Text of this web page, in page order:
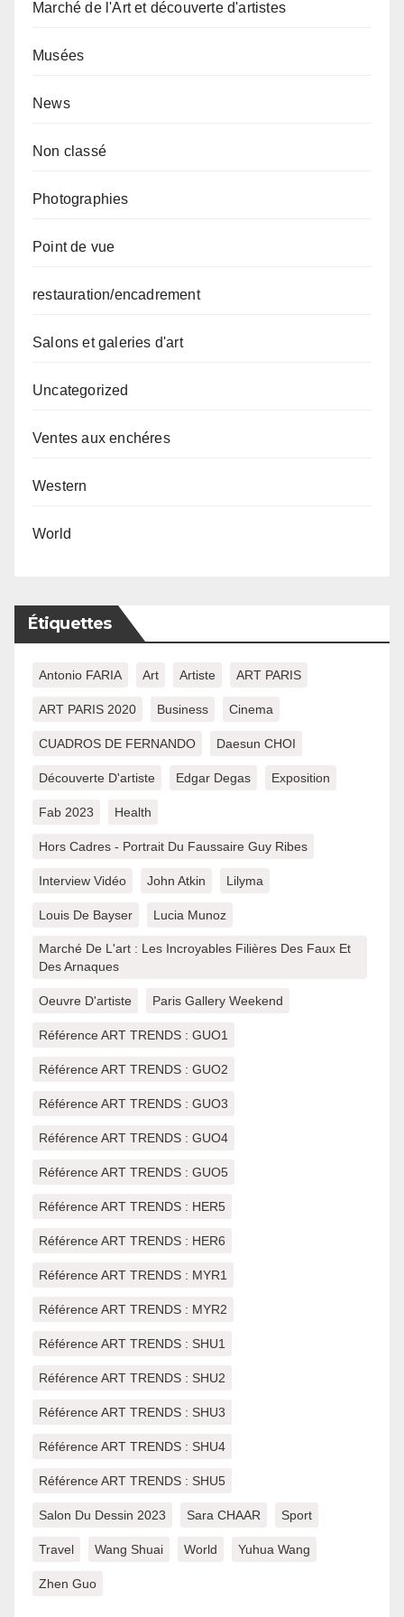
Marché de l'Art et découverte d'artistes
Musées
News
Non classé
Photographies
Point de vue
restauration/encadrement
Salons et galeries d'art
Uncategorized
Ventes aux enchéres
Western
World
Étiquettes
Antonio FARIA Art Artiste ART PARIS
ART PARIS 2020 Business Cinema
CUADROS DE FERNANDO Daesun CHOI
Découverte D'artiste Edgar Degas Exposition
Fab 2023 Health
Hors Cadres - Portrait Du Faussaire Guy Ribes
Interview Vidéo John Atkin Lilyma
Louis De Bayser Lucia Munoz
Marché De L'art : Les Incroyables Filières Des Faux Et
Des Arnaques
Oeuvre D'artiste Paris Gallery Weekend
Référence ART TRENDS : GUO1
Référence ART TRENDS : GUO2
Référence ART TRENDS : GUO3
Référence ART TRENDS : GUO4
Référence ART TRENDS : GUO5
Référence ART TRENDS : HER5
Référence ART TRENDS : HER6
Référence ART TRENDS : MYR1
Référence ART TRENDS : MYR2
Référence ART TRENDS : SHU1
Référence ART TRENDS : SHU2
Référence ART TRENDS : SHU3
Référence ART TRENDS : SHU4
Référence ART TRENDS : SHU5
Salon Du Dessin 2023 Sara CHAAR Sport
Travel Wang Shuai World Yuhua Wang
Zhen Guo